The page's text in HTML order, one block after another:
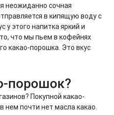
неожиданно сочная
в кипящую воду с
у этого напитка яркий и
что мы пьем в кофейнях
какао-порошка. Это вкус
порошок?
Покупной какао-
нем почти нет масла какао.